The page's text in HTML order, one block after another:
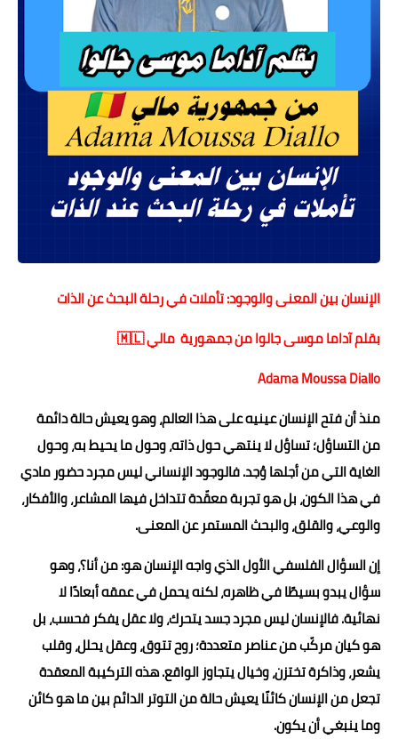
حوادث وقضايا
خدمات
الصحه والجمال
فن المطبخ
مقالات
الإنسان بين المعنى والوجود: تأملات في رحلة البحث عن الذات
بقلم آداما موسى جالوا من جمهورية مالي 🇲🇱
Adama Moussa Diallo
منذ أن فتح الإنسان عينيه على هذا العالم، وهو يعيش حالة دائمة
من التساؤل؛ تساؤل لا ينتهي حول ذاته، وحول ما يحيط به، وحول
الغاية التي من أجلها وُجد. فالوجود الإنساني ليس مجرد حضور مادي
في هذا الكون، بل هو تجربة معقّدة تتداخل فيها المشاعر، والأفكار،
والوعي، والقلق، والبحث المستمر عن المعنى.
إن السؤال الفلسفي الأول الذي واجه الإنسان هو: من أنا؟، وهو
سؤال يبدو بسيطًا في ظاهره، لكنه يحمل في عمقه أبعادًا لا
نهائية. فالإنسان ليس مجرد جسد يتحرك، ولا عقل يفكر فحسب، بل
هو كيان مركّب من عناصر متعددة؛ روح تتوق، وعقل يحلل، وقلب
يشعر، وذاكرة تختزن، وخيال يتجاوز الواقع. هذه التركيبة المعقدة
تجعل من الإنسان كائنًا يعيش حالة من التوتر الدائم بين ما هو كائن
وما ينبغي أن يكون.